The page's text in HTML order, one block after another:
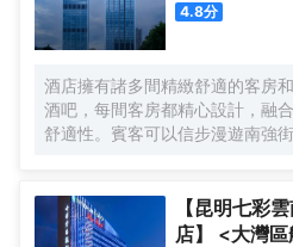
4.8分
酒店擁有諸多間精緻舒適的客房
酒吧，每間客房都精心設計，融
舒適性。賓客可以信步漫遊南強
南人文特色和地域特色，傳統與
現，更是探索體驗雲南文化的起
【昆明七彩
店】 <大灣